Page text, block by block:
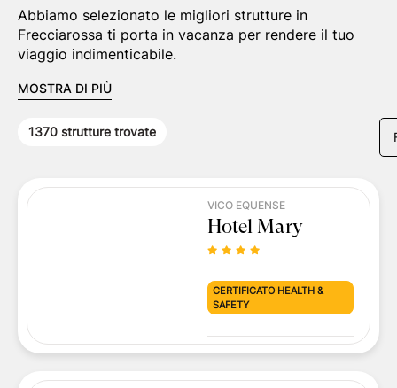
Abbiamo selezionato le migliori strutture in
Frecciarossa ti porta in vacanza per rendere il tuo
viaggio indimenticabile.
MOSTRA DI PIÙ
1370 strutture trovate
VICO EQUENSE
Hotel Mary
CERTIFICATO HEALTH &
SAFETY